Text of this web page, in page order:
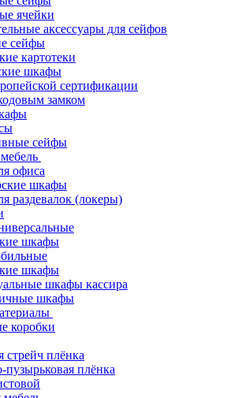
ячейки
аксессуары для сейфов
сейфы
картотеки
шкафы
сертификации
замком
сейфы
офиса
шкафы
раздевалок (локеры)
шкафы
шкафы
шкафы кассира
шкафы
коробки
стрейч плёнка
плёнка